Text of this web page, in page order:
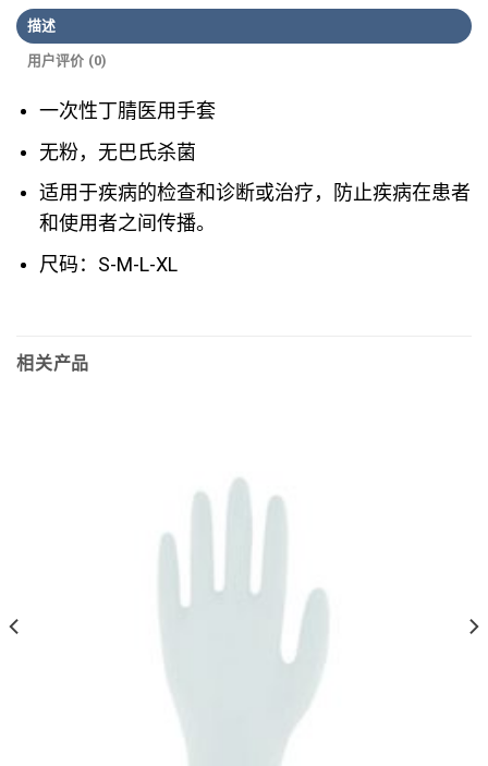
描述
用户评价 (0)
一次性丁腈医用手套
无粉，无巴氏杀菌
适用于疾病的检查和诊断或治疗，防止疾病在患者
和使用者之间传播。
尺码：S-M-L-XL
相关产品